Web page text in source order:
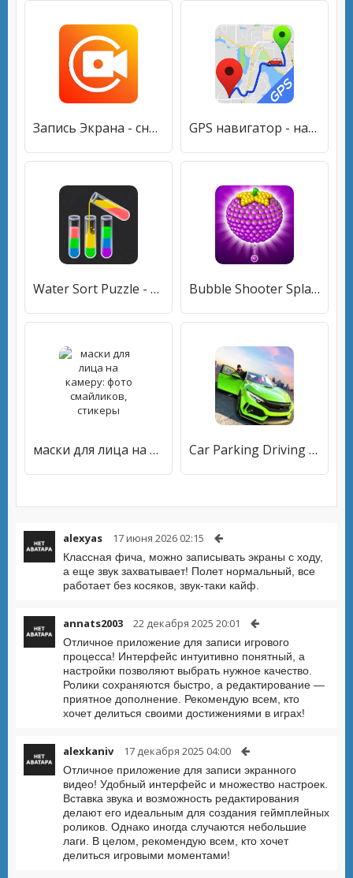
Запись Экрана - снимать видео с экрана, XRecorder GPS навигатор - навигаторы, навигатор скачать
Water Sort Puzzle - Sort Color Bubble Shooter Splash
маски для лица на камеру: фото смайликов, стикеры Car Parking Driving School
alexyas 17 июня 2026 02:15
Классная фича, можно записывать экраны с ходу,
а еще звук захватывает! Полет нормальный, все
работает без косяков, звук-таки кайф.
annats2003 22 декабря 2025 20:01
Отличное приложение для записи игрового
процесса! Интерфейс интуитивно понятный, а
настройки позволяют выбрать нужное качество.
Ролики сохраняются быстро, а редактирование —
приятное дополнение. Рекомендую всем, кто
хочет делиться своими достижениями в играх!
alexkaniv 17 декабря 2025 04:00
Отличное приложение для записи экранного
видео! Удобный интерфейс и множество настроек.
Вставка звука и возможность редактирования
делают его идеальным для создания геймплейных
роликов. Однако иногда случаются небольшие
лаги. В целом, рекомендую всем, кто хочет
делиться игровыми моментами!